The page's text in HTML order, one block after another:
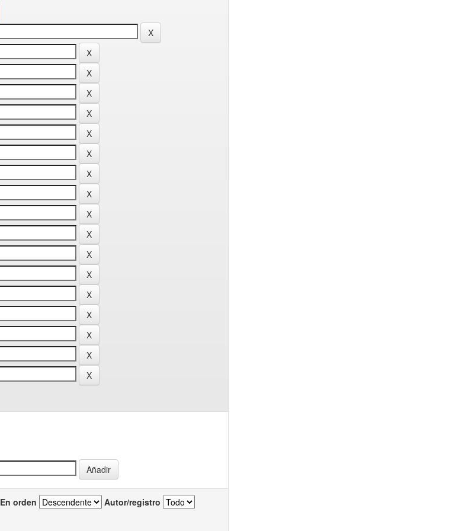
En orden Autor/registro